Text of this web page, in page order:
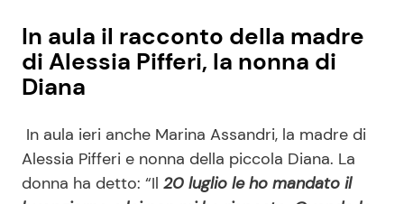
In aula il racconto della madre
di Alessia Pifferi, la nonna di
Diana
In aula ieri anche Marina Assandri, la madre di
Alessia Pifferi e nonna della piccola Diana. La
donna ha detto: “Il 20 luglio le ho mandato il